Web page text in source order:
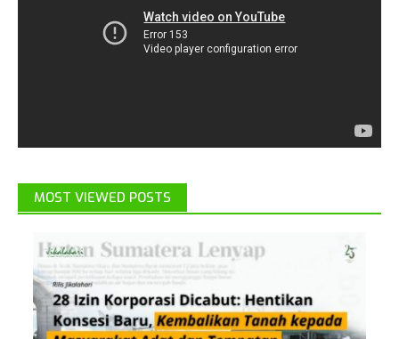
MOST VIEWED POSTS